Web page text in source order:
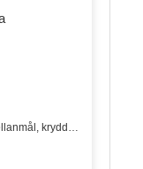
kryddor,